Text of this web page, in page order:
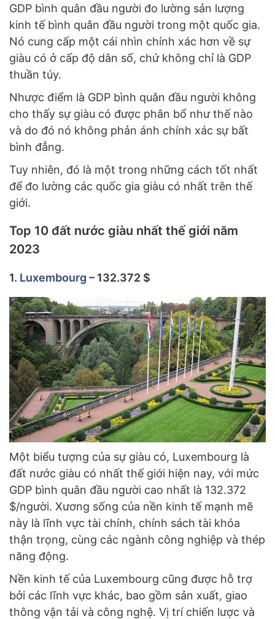
GDP bình quân đầu người đo lường sản lượng
kinh tế bình quân đầu người trong một quốc gia.
Nó cung cấp một cái nhìn chính xác hơn về sự
giàu có ở cấp độ dân số, chứ không chỉ là GDP
thuần túy.
Nhược điểm là GDP bình quân đầu người không
cho thấy sự giàu có được phân bổ như thế nào
và do đó nó không phản ánh chính xác sự bất
bình đẳng.
Tuy nhiên, đó là một trong những cách tốt nhất
để đo lường các quốc gia giàu có nhất trên thế
giới.
Top 10 đất nước giàu nhất thế giới năm
2023
1. Luxembourg – 132.372 $
Một biểu tượng của sự giàu có, Luxembourg là
đất nước giàu có nhất thế giới hiện nay, với mức
GDP bình quân đầu người cao nhất là 132.372
$/người. Xương sống của nền kinh tế mạnh mẽ
này là lĩnh vực tài chính, chính sách tài khóa
thận trọng, cùng các ngành công nghiệp và thép
năng động.
Nền kinh tế của Luxembourg cũng được hỗ trợ
bởi các lĩnh vực khác, bao gồm sản xuất, giao
thông vận tải và công nghệ. Vị trí chiến lược và